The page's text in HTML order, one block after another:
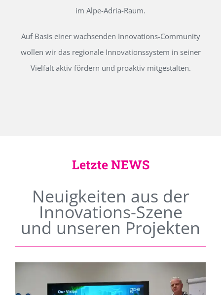
im Alpe-Adria-Raum.
Auf Basis einer wachsenden Innovations-Community
wollen wir das regionale Innovationssystem in seiner
Vielfalt aktiv fördern und proaktiv mitgestalten.
Letzte NEWS
Neuigkeiten aus der
Innovations-Szene
und unseren Projekten